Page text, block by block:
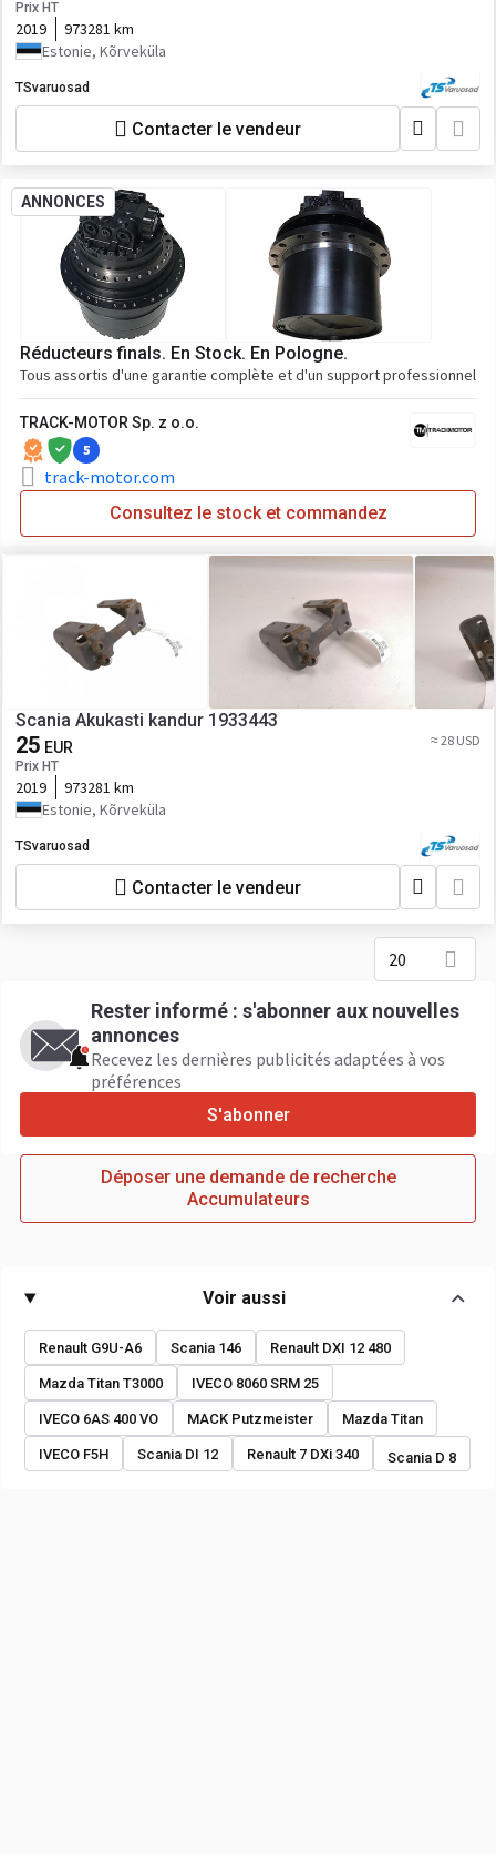
Prix HT
2019
973281 km
Estonie, Kõrveküla
TSvaruosad
Contacter le vendeur
ANNONCES
Réducteurs finals. En Stock. En Pologne.
Tous assortis d'une garantie complète et d'un support professionnel
TRACK-MOTOR Sp. z o.o.
5
track-motor.com
Consultez le stock et commandez
Scania Akukasti kandur 1933443
25 EUR
Prix HT
≈ 28 USD
2019
973281 km
Estonie, Kõrveküla
TSvaruosad
Contacter le vendeur
20
Rester informé : s'abonner aux nouvelles
annonces
Recevez les dernières publicités adaptées à vos
préférences
S'abonner
Déposer une demande de recherche
Accumulateurs
Voir aussi
Renault G9U-A6 Scania 146 Renault DXI 12 480
Mazda Titan T3000 IVECO 8060 SRM 25
IVECO 6AS 400 VO MACK Putzmeister Mazda Titan
IVECO F5H Scania DI 12 Renault 7 DXi 340 Scania D 8